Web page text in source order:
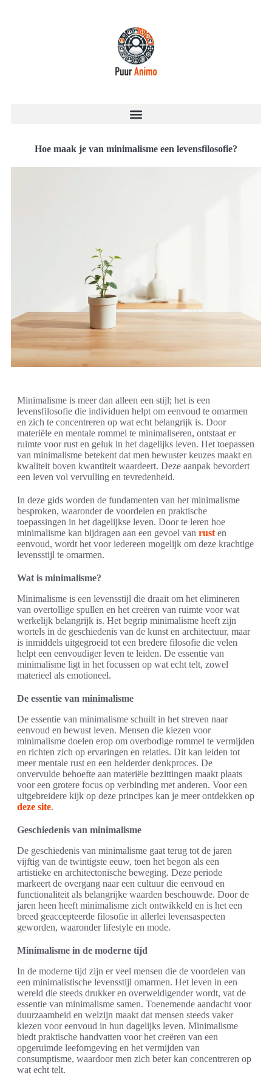
Hoe maak je van minimalisme een levensfilosofie?
Minimalisme is meer dan alleen een stijl; het is een
levensfilosofie die individuen helpt om eenvoud te omarmen
en zich te concentreren op wat echt belangrijk is. Door
materiële en mentale rommel te minimaliseren, ontstaat er
ruimte voor rust en geluk in het dagelijks leven. Het toepassen
van minimalisme betekent dat men bewuster keuzes maakt en
kwaliteit boven kwantiteit waardeert. Deze aanpak bevordert
een leven vol vervulling en tevredenheid.
In deze gids worden de fundamenten van het minimalisme
besproken, waaronder de voordelen en praktische
toepassingen in het dagelijkse leven. Door te leren hoe
minimalisme kan bijdragen aan een gevoel van rust en
eenvoud, wordt het voor iedereen mogelijk om deze krachtige
levensstijl te omarmen.
Wat is minimalisme?
Minimalisme is een levensstijl die draait om het elimineren
van overtollige spullen en het creëren van ruimte voor wat
werkelijk belangrijk is. Het begrip minimalisme heeft zijn
wortels in de geschiedenis van de kunst en architectuur, maar
is inmiddels uitgegroeid tot een bredere filosofie die velen
helpt een eenvoudiger leven te leiden. De essentie van
minimalisme ligt in het focussen op wat echt telt, zowel
materieel als emotioneel.
De essentie van minimalisme
De essentie van minimalisme schuilt in het streven naar
eenvoud en bewust leven. Mensen die kiezen voor
minimalisme doelen erop om overbodige rommel te vermijden
en richten zich op ervaringen en relaties. Dit kan leiden tot
meer mentale rust en een helderder denkproces. De
onvervulde behoefte aan materiële bezittingen maakt plaats
voor een grotere focus op verbinding met anderen. Voor een
uitgebreidere kijk op deze principes kan je meer ontdekken op
deze site.
Geschiedenis van minimalisme
De geschiedenis van minimalisme gaat terug tot de jaren
vijftig van de twintigste eeuw, toen het begon als een
artistieke en architectonische beweging. Deze periode
markeert de overgang naar een cultuur die eenvoud en
functionaliteit als belangrijke waarden beschouwde. Door de
jaren heen heeft minimalisme zich ontwikkeld en is het een
breed geaccepteerde filosofie in allerlei levensaspecten
geworden, waaronder lifestyle en mode.
Minimalisme in de moderne tijd
In de moderne tijd zijn er veel mensen die de voordelen van
een minimalistische levensstijl omarmen. Het leven in een
wereld die steeds drukker en overweldigender wordt, vat de
essentie van minimalisme samen. Toenemende aandacht voor
duurzaamheid en welzijn maakt dat mensen steeds vaker
kiezen voor eenvoud in hun dagelijks leven. Minimalisme
biedt praktische handvatten voor het creëren van een
opgeruimde leefomgeving en het vermijden van
consumptisme, waardoor men zich beter kan concentreren op
wat echt telt.